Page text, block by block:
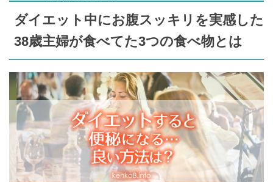
ダイエット中にお腹スッキリを実感した
38歳主婦が食べてた3つの食べ物とは